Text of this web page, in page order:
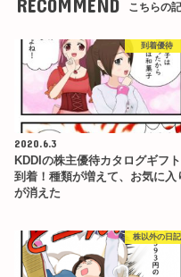
RECOMMEND こちらの
到着優待
2020.6.3
KDDIの株主優待カタログギフト
到着！種類が増えて、お気に入
が消えた
株以外の日記